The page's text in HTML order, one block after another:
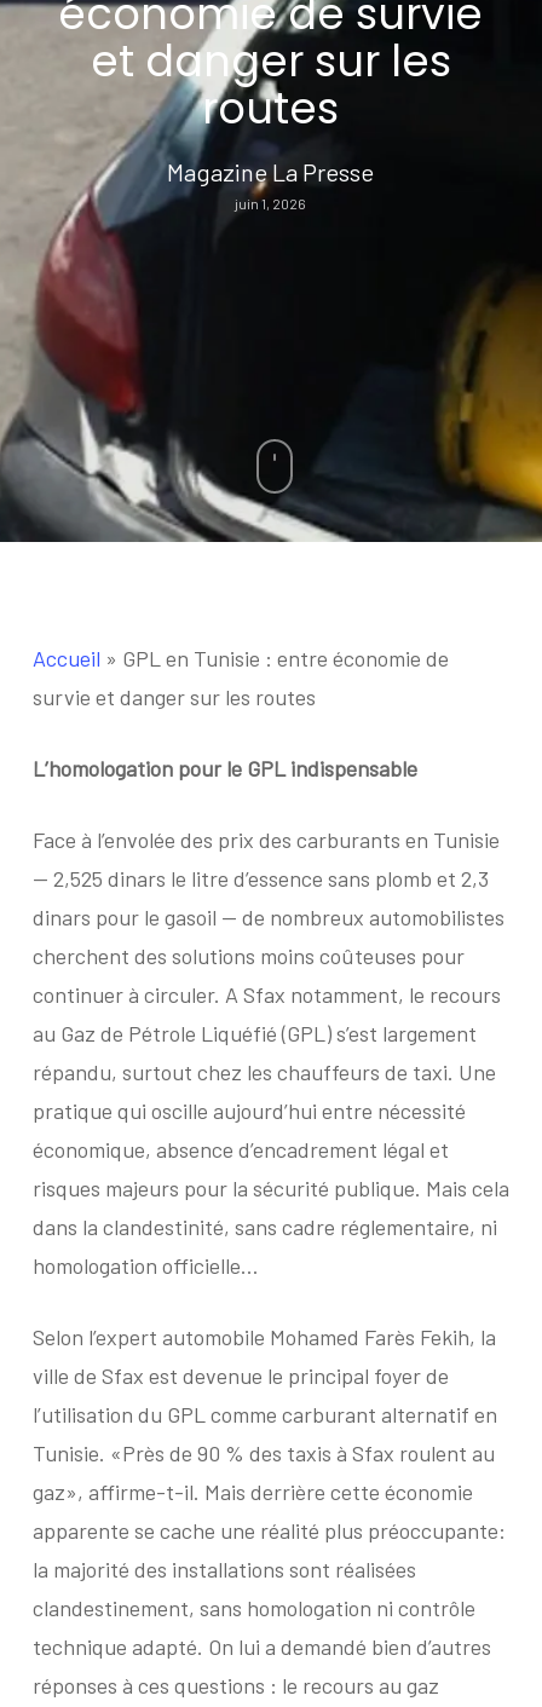
économie de survie
et danger sur les
routes
Magazine La Presse
juin 1, 2026
Accueil » GPL en Tunisie : entre économie de
survie et danger sur les routes
L’homologation pour le GPLindispensable
Face à l’envolée des prix des carburants en Tunisie
— 2,525 dinars le litre d’essence sans plomb et 2,3
dinars pour le gasoil — de nombreux automobilistes
cherchent des solutions moins coûteuses pour
continuer à circuler. A Sfax notamment, le recours
au Gaz de Pétrole Liquéfié (GPL) s’est largement
répandu, surtout chez les chauffeurs de taxi. Une
pratique qui oscille aujourd’hui entre nécessité
économique, absence d’encadrement légal et
risques majeurs pour la sécurité publique. Mais cela
dans la clandestinité, sans cadre réglementaire, ni
homologation officielle…
Selon l’expert automobile Mohamed Farès Fekih, la
ville de Sfax est devenue le principal foyer de
l’utilisation du GPL comme carburant alternatif en
Tunisie. «Près de 90 % des taxis à Sfax roulent au
gaz», affirme-t-il. Mais derrière cette économie
apparente se cache une réalité plus préoccupante:
la majorité des installations sont réalisées
clandestinement, sans homologation ni contrôle
technique adapté. On lui a demandé bien d’autres
réponses à ces questions : le recours au gaz